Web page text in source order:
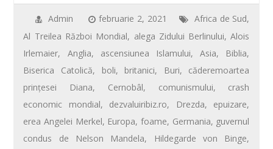
e
b
o
o
k
tt
er
ail er
e
st
at
s
A
p
p
ta
je
az
ă
Admin februarie 2, 2021 Africa de Sud,
Al Treilea Război Mondial, alega Zidului Berlinului,Alois
Irlemaier, Anglia, ascensiunea Islamului,Asia, Biblia,
Biserica Catolică, boli, britanici, Buri, căderemoartea
prinţesei Diana, Cernobâl, comunismului, crash
economic mondial, dezvaluiribiz.ro, Drezda, epuizare,
erea Angelei Merkel, Europa,foame, Germania, guvernul
condus de Nelson Mandela, Hildegarde von Binge,